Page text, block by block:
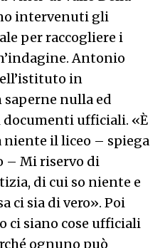
intervenuti gli
per raccogliere i
Antonio
in
nulla ed
documenti ufficiali. «È
il liceo – spiega
– Mi riservo di
di cui so niente e
ci sia di vero». Poi
ci siano cose ufficiali
ognuno può